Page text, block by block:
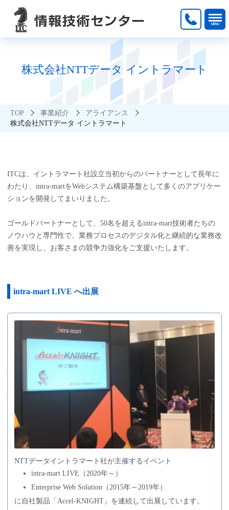
株式会社NTTデータ イントラマート
TOP 事業紹介
アライアンス
株式会社NTTデータ イントラマート
ITCは、イントラマート社設立当初からのパートナーとして長年に
わたり、intra-martをWebシステム構築基盤として多くのアプリケー
ションを開発してまいりました。
ゴールドパートナーとして、50名を超えるintra-mart技術者たちの
ノウハウと専門性で、業務プロセスのデジタル化と継続的な業務改
善を実現し、お客さまの競争力強化をご支援いたします。
intra-mart LIVE へ出展
NTTデータイントラマート社が主催するイベント
intra-mart LIVE（2020年～）
Enterprise Web Solution（2015年～2019年）
に自社製品「Accel-KNIGHT」を連続して出展しています。